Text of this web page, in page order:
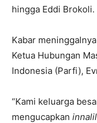
hingga Eddi Brokoli.
Kabar
Ketua Hubungan
Indonesia (Parfi),
“Kami keluarga
mengucapkan